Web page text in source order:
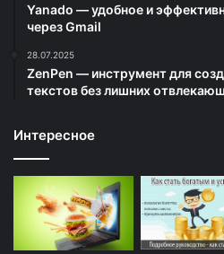
Yanado — удобное и
через Gmail
28.07.2025
ZenPen — инструмент для
текстов без лишних
Интересное